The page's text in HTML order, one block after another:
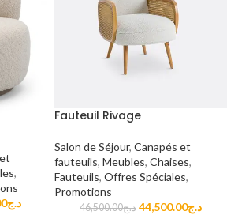
,
د.ج
Fauteuil Rivage
Salon de Séjour, Canapés et
fauteuils, Meubles, Chaises,
Fauteuils, Offres Spéciales,
Promotions
د.ج46,500.00 د.ج44,500.00